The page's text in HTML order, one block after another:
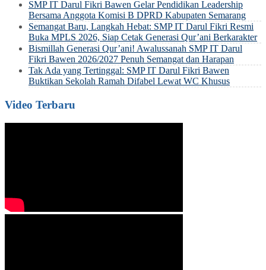
SMP IT Darul Fikri Bawen Gelar Pendidikan Leadership
Bersama Anggota Komisi B DPRD Kabupaten Semarang
Semangat Baru, Langkah Hebat: SMP IT Darul Fikri Resmi
Buka MPLS 2026, Siap Cetak Generasi Qur’ani Berkarakter
Bismillah Generasi Qur’ani! Awalussanah SMP IT Darul
Fikri Bawen 2026/2027 Penuh Semangat dan Harapan
Tak Ada yang Tertinggal: SMP IT Darul Fikri Bawen
Buktikan Sekolah Ramah Difabel Lewat WC Khusus
Video Terbaru